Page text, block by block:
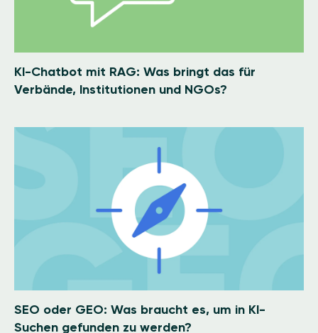
KI-Chatbot mit RAG: Was bringt das für
Verbände, Institutionen und NGOs?
SEO oder GEO: Was braucht es, um in KI-
Suchen gefunden zu werden?